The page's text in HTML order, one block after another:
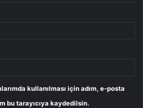
kullanılması için adım, e-posta
bu tarayıcıya kaydedilsin.